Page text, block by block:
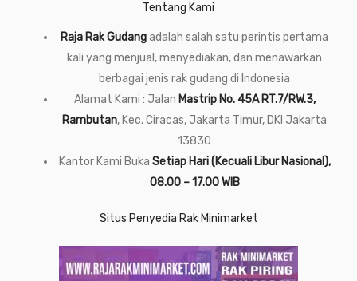
Tentang Kami
Raja Rak Gudangadalah salah satu perintis pertama
kali yang menjual, menyediakan, dan menawarkan
berbagai jenis rak gudang di Indonesia
Alamat Kami : Jalan Mastrip No. 45A RT.7/RW.3,
Rambutan, Kec. Ciracas, Jakarta Timur, DKI Jakarta
13830
Kantor Kami Buka Setiap Hari (Kecuali Libur Nasional),
08.00 – 17.00 WIB
Situs Penyedia Rak Minimarket